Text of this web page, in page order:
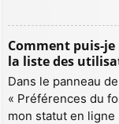
Comment puis-
la liste des
Dans le panneau
« Préférences du
mon statut en